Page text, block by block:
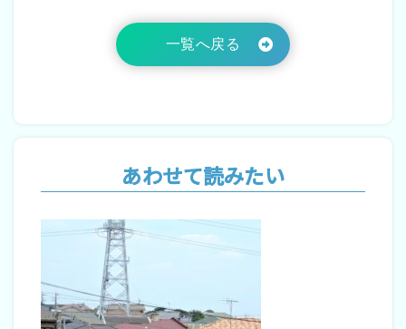
一覧へ戻る
あわせて読みたい